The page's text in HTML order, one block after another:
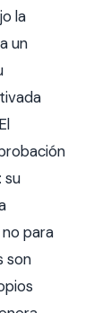
la
un
su
para
son